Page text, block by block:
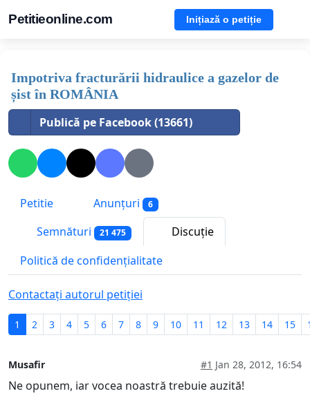
Petitieonline.com Inițiază o petiție
Impotriva fracturării hidraulice a gazelor de
șist în ROMÂNIA
Publică pe Facebook (13661)
Petitie Anunțuri 6
Semnături 21 475
Discuție
Politică de confidențialitate
Contactați autorul petiției
1 2 3 4 5 6 7 8 9 10 11 12 13 14 15
Musafir #1 Jan 28, 2012, 16:54
Ne opunem, iar vocea noastră trebuie auzită!